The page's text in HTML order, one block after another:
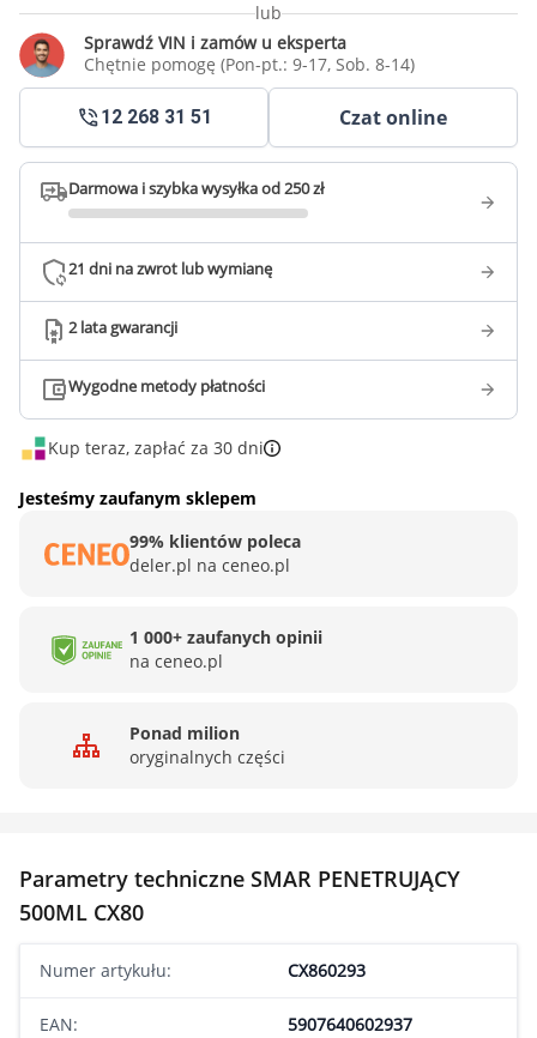
lub
Sprawdź VIN i zamów u eksperta
Chętnie pomogę (Pon-pt.: 9-17, Sob. 8-14)
12 268 31 51 Czat online
Darmowa i szybka wysyłka od 250 zł
21 dni na zwrot lub wymianę
2 lata gwarancji
Wygodne metody płatności
Kup teraz, zapłać za 30 dni
Jesteśmy zaufanym sklepem
99% klientów poleca
deler.pl na ceneo.pl
1 000+ zaufanych opinii
na ceneo.pl
Ponad milion
oryginalnych części
Parametry techniczne SMAR PENETRUJĄCY
500ML CX80
Numer artykułu: CX860293
EAN: 5907640602937